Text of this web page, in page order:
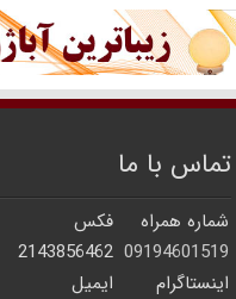
تماس با ما
شماره همراه
فکس
09194601519
2143856462
اینستاگرام
ایمیل